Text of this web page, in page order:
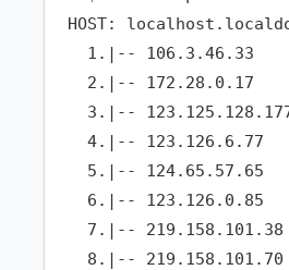
HOST:
1.|-- 106.3.46.33
2.|-- 172.28.0.17
3.|--
4.|-- 123.126.6.77
5.|-- 124.65.57.65
6.|-- 123.126.0.85
7.|--
8.|--